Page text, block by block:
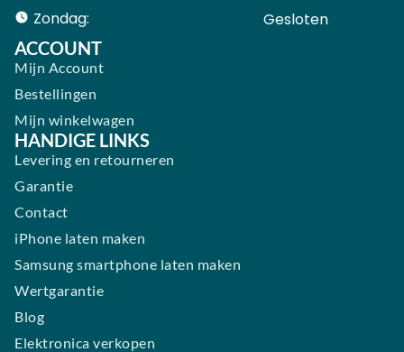
Zondag:
Gesloten ​ ​ ​ ​ ​ ​ ​
ACCOUNT
Mijn Account
Bestellingen
Mijn winkelwagen
HANDIGE LINKS
Levering en retourneren
Garantie
Contact
iPhone laten maken
Samsung smartphone laten maken
Wertgarantie
Blog
Elektronica verkopen